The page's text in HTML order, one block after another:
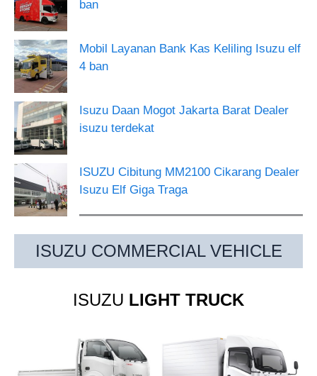
ban
Mobil Layanan Bank Kas Keliling Isuzu elf
4 ban
Isuzu Daan Mogot Jakarta Barat Dealer
isuzu terdekat
ISUZU Cibitung MM2100 Cikarang Dealer
Isuzu Elf Giga Traga
ISUZU COMMERCIAL VEHICLE
ISUZU LIGHT TRUCK